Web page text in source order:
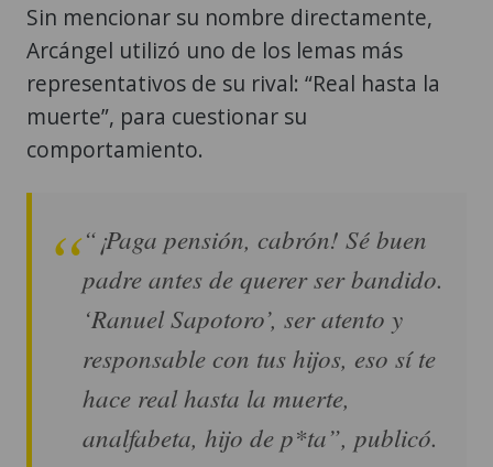
Sin mencionar su nombre directamente,
Arcángel utilizó uno de los lemas más
representativos de su rival: “Real hasta la
muerte”, para cuestionar su
comportamiento.
“¡Paga pensión, cabrón! Sé buen
padre antes de querer ser bandido.
‘Ranuel Sapotoro’, ser atento y
responsable con tus hijos, eso sí te
hace real hasta la muerte,
analfabeta, hijo de p*ta”, publicó.